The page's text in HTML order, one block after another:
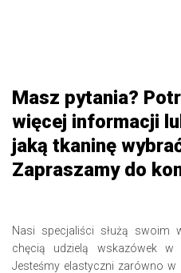
Masz pytania?
więcej informacji
jaką tkaninę
Zapraszamy do
Nasi specjaliści służą swoim
chęcią udzielą wskazówek w
Jesteśmy elastyczni zarówno w